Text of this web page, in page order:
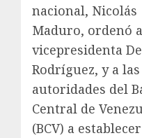
nacional, Nicolás
Maduro, ordenó
vicepresidenta
Rodríguez, y a las
autoridades del
Central de
(BCV) a establecer